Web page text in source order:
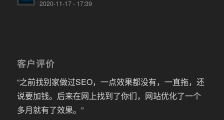
2020-11-17 - 17:39
客户评价
“之前找别家做过SEO，一点效果都没有，一直拖，还
说要加钱。后来在网上找到了你们，网站优化了一个
多月就有了效果。”